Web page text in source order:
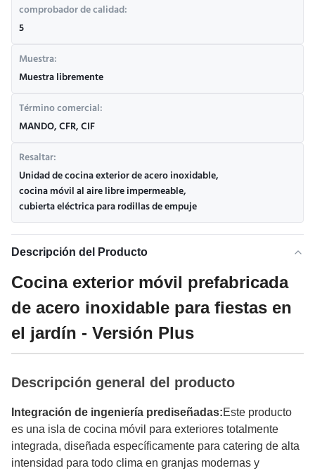
comprobador de calidad:
5
Muestra:
Muestra libremente
Término comercial:
MANDO, CFR, CIF
Resaltar:
Unidad de cocina exterior de acero inoxidable,
cocina móvil al aire libre impermeable,
cubierta eléctrica para rodillas de empuje
Descripción del Producto
Cocina exterior móvil prefabricada
de acero inoxidable para fiestas en
el jardín - Versión Plus
Descripción general del producto
Integración de ingeniería prediseñadas:Este producto
es una isla de cocina móvil para exteriores totalmente
integrada, diseñada específicamente para catering de alta
intensidad para todo clima en granjas modernas y